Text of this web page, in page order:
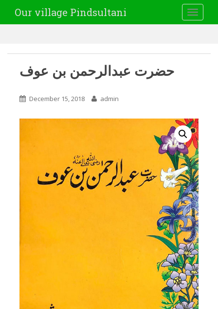
Our village Pindsultani
حضرت عبدالرحمن بن عوف
December 15, 2018 admin